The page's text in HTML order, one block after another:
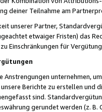
deiner Teilnahme am
unserer Partner,
etwaiger Fristen) das
Einschränkungen für
unternehmen,
Berichte zu erstellen und
sind.
gerundet werden (z.